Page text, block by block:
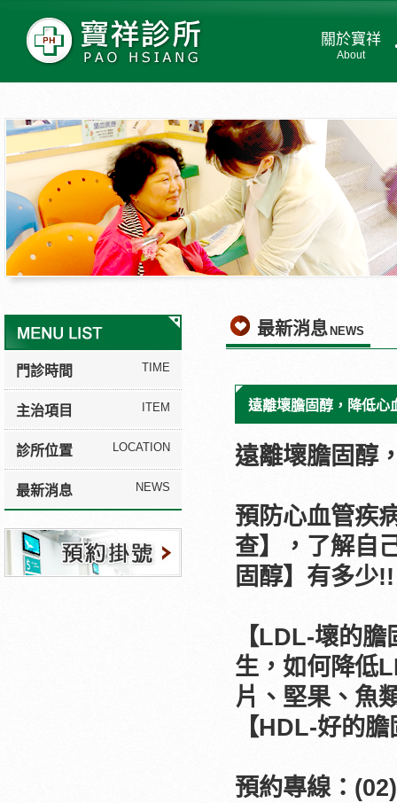
關於寶祥
About
門診時間 TIME
主治項目 ITEM
診所位置 LOCATION
最新消息 NEWS
預約掛號
最新消息 NEWS
遠離壞膽固醇，降低心
遠離壞膽固醇
預防心血管疾
查】，了解自
固醇】有多少!!
【LDL-壞的
生，如何降低
片、堅果、魚
【HDL-好的
預約專線：